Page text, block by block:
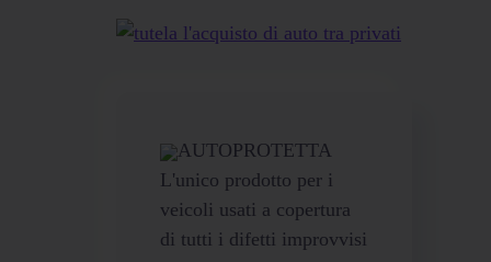
AUTOPROTETTA
L'unico prodotto per i
veicoli usati a copertura
di tutti i difetti improvvisi